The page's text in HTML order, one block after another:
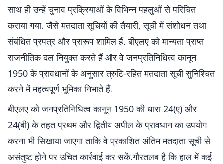
साथ ही उन्हें चुनाव प्रक्रियाओं के विभिन्न पहलुओं से परिचित
कराया गया. जैसे मतदाता सूचियों की तैयारी, सूची में संशोधन तथा
संबंधित प्रपत्र और प्रारूप शामिल हैं. बीएलए को मान्यता प्राप्त
राजनीतिक दल नियुक्त करते हैं और वे जनप्रतिनिधित्व कानून
1950 के प्रावधानों के अनुसार त्रुटि-रहित मतदाता सूची सुनिश्चित
करने में महत्वपूर्ण भूमिका निभाते हैं.
बीएलए को जनप्रतिनिधित्व कानून 1950 की धारा 24(ए) और
24(बी) के तहत प्रथम और द्वितीय अपील के प्रावधान का उपयोग
करना भी सिखाया जाएगा ताकि वे प्रकाशित अंतिम मतदाता सूची से
असंतुष्ट होने पर उचित कार्रवाई कर सकें.गौरतलब है कि हाल में कई